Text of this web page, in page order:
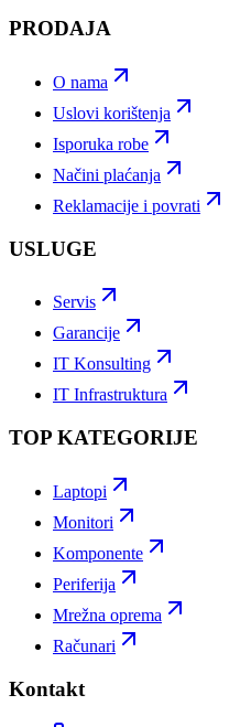
PRODAJA
O nama
Uslovi korištenja
Isporuka robe
Načini plaćanja
Reklamacije i povrati
USLUGE
Servis
Garancije
IT Konsulting
IT Infrastruktura
TOP KATEGORIJE
Laptopi
Monitori
Komponente
Periferija
Mrežna oprema
Računari
Kontakt